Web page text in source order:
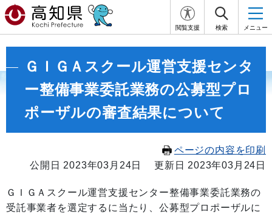
閲覧支援 検索 メニュー
ＧＩＧＡスクール運営支援センタ
ー整備事業委託業務の公募型プロ
ポーザルの審査結果について
ページの内容を印刷
公開日 2023年03月24日
更新日 2023年03月24日
ＧＩＧＡスクール運営支援センター整備事業委託業務の
受託事業者を選定するに当たり、公募型プロポーザルに